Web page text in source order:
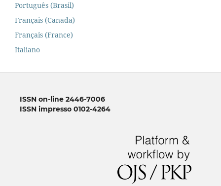
Português (Brasil)
Français (Canada)
Français (France)
Italiano
ISSN on-line 2446-7006
ISSN impresso 0102-4264